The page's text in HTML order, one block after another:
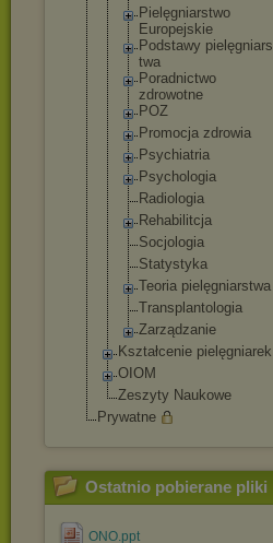
Pielęgniarstwo
Europejskie
Podstawy pielęgniars
twa
Poradnictwo
zdrowotne
POZ
Promocja zdrowia
Psychiatria
Psychologia
Radiologia
Rehabilitcja
Socjologia
Statystyka
Teoria pielęgniarstwa
Transplanto logia
Zarządzanie
Kształcenie pielęgniarek
OIOM
Zeszyty Naukowe
Prywatne
Ostatnio pobierane pliki
ONO.ppt